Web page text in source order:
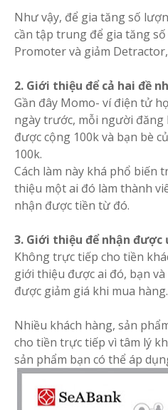
Như vậy, để gia tăng số
cần tập trung để gia tăng
Promoter và giảm Detractor,
2. Giới thiệu để cả hai đề
Gần đây Momo- ví điện tử
ngày trước, mỗi người đăng
được cộng 100k và bạn bè
100k.
Cách làm này khá phổ biến
thiệu một ai đó làm thành
nhận được tiền từ đó.
3. Giới thiệu để nhận
Không trực tiếp cho tiền
giới thiệu được ai đó, bạn
được giảm giá khi mua hàng.
Nhiều khách hàng, sản
cho tiền trực tiếp vì tâm lý
sản phẩm bạn có thể áp